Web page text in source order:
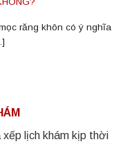
răng khôn có ý nghĩa
lịch khám kịp thời